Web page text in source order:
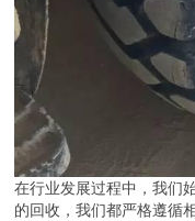
在行业发展过程中，我们
的回收，我们都严格遵循